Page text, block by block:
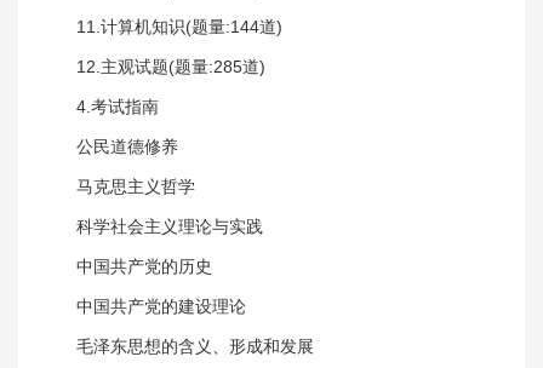
11.计算机知识(题量:144道)
12.主观试题(题量:285道)
4.考试指南
公民道德修养
马克思主义哲学
科学社会主义理论与实践
中国共产党的历史
中国共产党的建设理论
毛泽东思想的含义、形成和发展